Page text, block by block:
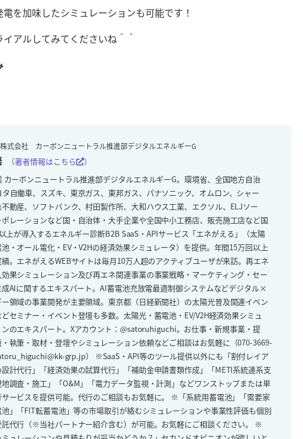
を加味したシミュレーションも可能です！
アルしてみてくださいね＾＾
式会社 カーボンニュートラル推進部デジタルエネルギーG
（著者情報はこちら
）
カーボンニュートラル推進部デジタルエネルギーG。環境省、全国地方自治
自働車、スズキ、東京ガス、東邦ガス、パナソニック、オムロン、シャー
動産、ソフトバンク、村田製作所、大和ハウス工業、エクソル、ELJソー
レーションなど国・自治体・大手企業や全国中小工務店、販売施工店など国
上が導入するエネルギー診断B2B SaaS・APIサービス「エネがえる」（太陽
・オール電化・EV・V2Hの経済効果シミュレータ）を提供。年間15万回以上
。エネがえるWEBサイトは毎月10万人超のアクティブユーザが来訪。再エネ
果シミュレーション及び再エネ関連事業の事業戦略・マーケティング・セー
成AIに関するエキスパート。AI蓄電池充放電最適制御システムなどデジタル×
領域の事業開発が主要領域。東京都（日経新聞社）の太陽光普及関連イベン
どセミナー・イベント登壇も多数。太陽光・蓄電池・EV/V2H経済効果シミュ
ンのエキスパート。Xアカウント：@satoruhiguchi。お仕事・新規事業・提
執筆・取材・登壇やシミュレーション依頼などご相談はお気軽に（070-3669-
grp.jp） ※SaaS・API等のツール提供以外にも「割付レイア
計代行」「経済効果の試算代行」「補助金申請書類作成」「METI系統連系支
調査・施工」「O&M」「電力データ監視・計測」などワンストップまたは単
ービスを提供可能。代行のご相談もお気軽に。 ※「系統用蓄電池」「需要家
」「FIT転蓄電池」等の市場取引が絡むシミュレーションや事業性評価も個別
代行（※当社パートナー紹介含む）が可能。お気軽にご相談ください。 ※